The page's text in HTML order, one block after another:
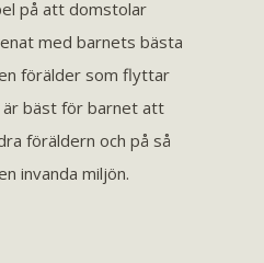
på att domstolar
med barnets bästa
förälder som flyttar
bäst för barnet att
föräldern och på så
invanda miljön.